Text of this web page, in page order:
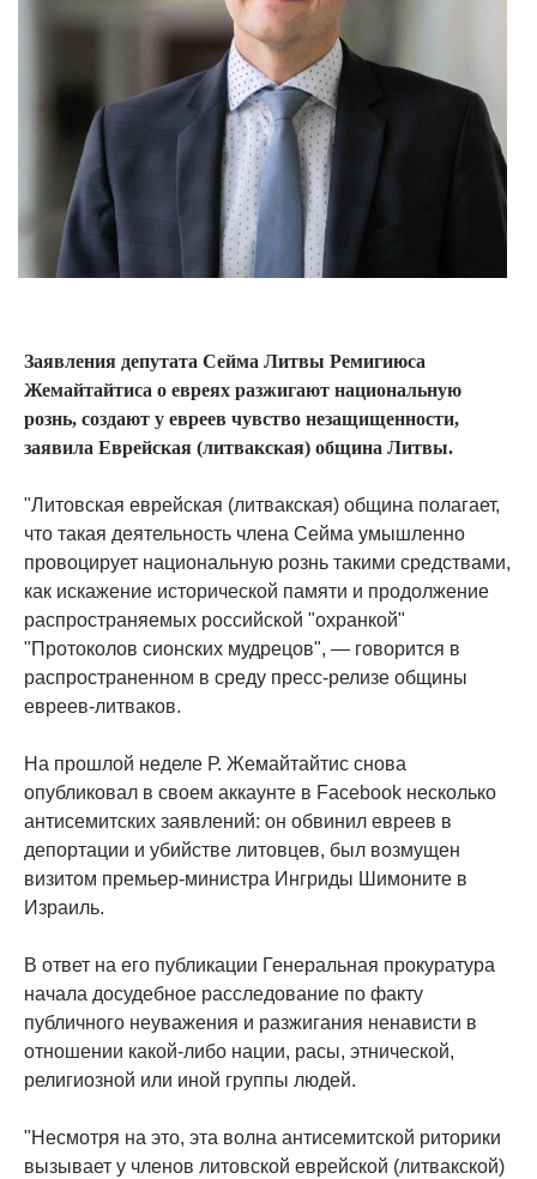
Заявления депутата Сейма Литвы Ремигиюса
Жемайтайтиса о евреях разжигают национальную
рознь, создают у евреев чувство незащищенности,
заявила Еврейская (литвакская) община Литвы.
"Литовская еврейская (литвакская) община полагает,
что такая деятельность члена Сейма умышленно
провоцирует национальную рознь такими средствами,
как искажение исторической памяти и продолжение
распространяемых российской "охранкой"
"Протоколов сионских мудрецов", — говорится в
распространенном в среду пресс-релизе общины
евреев-литваков.
На прошлой неделе Р. Жемайтайтис снова
опубликовал в своем аккаунте в Facebook несколько
антисемитских заявлений: он обвинил евреев в
депортации и убийстве литовцев, был возмущен
визитом премьер-министра Ингриды Шимоните в
Израиль.
В ответ на его публикации Генеральная прокуратура
начала досудебное расследование по факту
публичного неуважения и разжигания ненависти в
отношении какой-либо нации, расы, этнической,
религиозной или иной группы людей.
"Несмотря на это, эта волна антисемитской риторики
вызывает у членов литовской еврейской (литвакской)